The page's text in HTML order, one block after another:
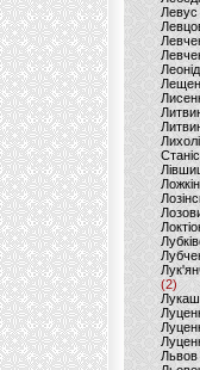
Левус
(2)
Львов